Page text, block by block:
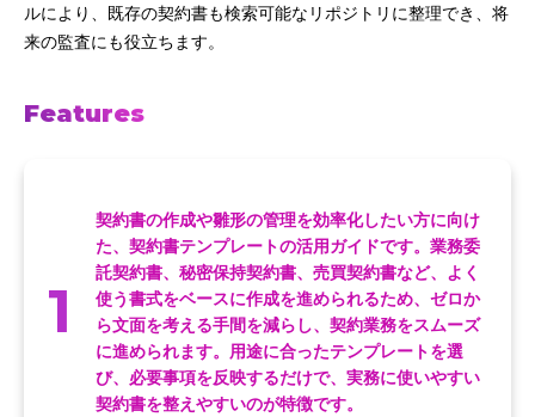
ルにより、既存の契約書も検索可能なリポジトリに整理でき、将
来の監査にも役立ちます。
Features
1
契約書の作成や雛形の管理を効率化したい方に向け
た、契約書テンプレートの活用ガイドです。業務委
託契約書、秘密保持契約書、売買契約書など、よく
使う書式をベースに作成を進められるため、ゼロか
ら文面を考える手間を減らし、契約業務をスムーズ
に進められます。用途に合ったテンプレートを選
び、必要事項を反映するだけで、実務に使いやすい
契約書を整えやすいのが特徴です。